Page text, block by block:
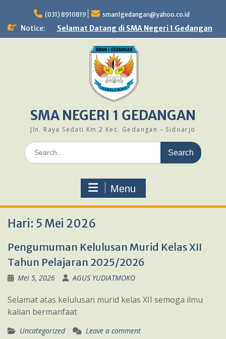
content
(031) 8910819 sman1gedangan@yahoo.co.id
Notice: Selamat Datang di SMA Negeri 1 Gedangan
SMA NEGERI 1 GEDANGAN
Jln. Raya Sedati Km.2 Kec. Gedangan – Sidoarjo
Search
for:
Menu
Hari: 5 Mei 2026
Pengumuman Kelulusan Murid Kelas XII
Tahun Pelajaran 2025/2026
Mei 5, 2026 AGUS YUDIATMOKO
Selamat atas kelulusan murid kelas XII semoga ilmu
kalian bermanfaat
Uncategorized Leave a comment